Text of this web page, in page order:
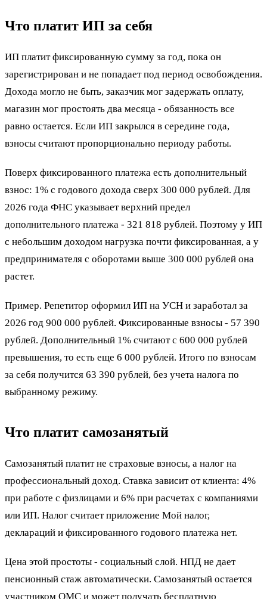
Что платит ИП за себя
ИП платит фиксированную сумму за год, пока он
зарегистрирован и не попадает под период освобождения.
Дохода могло не быть, заказчик мог задержать оплату,
магазин мог простоять два месяца - обязанность все
равно остается. Если ИП закрылся в середине года,
взносы считают пропорционально периоду работы.
Поверх фиксированного платежа есть дополнительный
взнос: 1% с годового дохода сверх 300 000 рублей. Для
2026 года ФНС указывает верхний предел
дополнительного платежа - 321 818 рублей. Поэтому у ИП
с небольшим доходом нагрузка почти фиксированная, а у
предпринимателя с оборотами выше 300 000 рублей она
растет.
Пример. Репетитор оформил ИП на УСН и заработал за
2026 год 900 000 рублей. Фиксированные взносы - 57 390
рублей. Дополнительный 1% считают с 600 000 рублей
превышения, то есть еще 6 000 рублей. Итого по взносам
за себя получится 63 390 рублей, без учета налога по
выбранному режиму.
Что платит самозанятый
Самозанятый платит не страховые взносы, а налог на
профессиональный доход. Ставка зависит от клиента: 4%
при работе с физлицами и 6% при расчетах с компаниями
или ИП. Налог считает приложение Мой налог,
деклараций и фиксированного годового платежа нет.
Цена этой простоты - социальный слой. НПД не дает
пенсионный стаж автоматически. Самозанятый остается
участником ОМС и может получать бесплатную